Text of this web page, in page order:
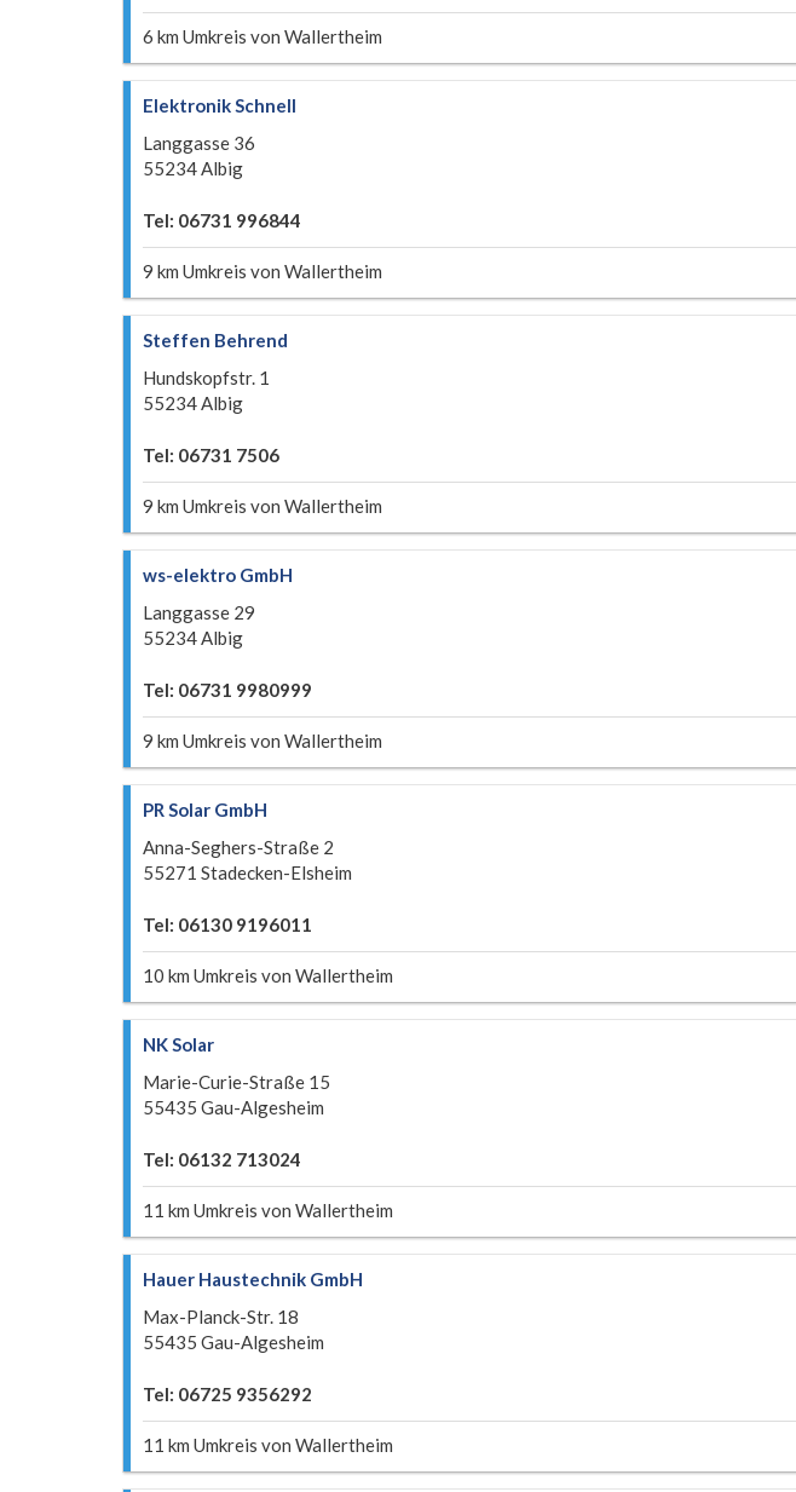
6 km Umkreis von Wallertheim
Elektronik Schnell
Langgasse 36
55234 Albig
Tel: 06731 996844
9 km Umkreis von Wallertheim
Steffen Behrend
Hundskopfstr. 1
55234 Albig
Tel: 06731 7506
9 km Umkreis von Wallertheim
ws-elektro GmbH
Langgasse 29
55234 Albig
Tel: 06731 9980999
9 km Umkreis von Wallertheim
PR Solar GmbH
Anna-Seghers-Straße 2
55271 Stadecken-Elsheim
Tel: 06130 9196011
10 km Umkreis von Wallertheim
NK Solar
Marie-Curie-Straße 15
55435 Gau-Algesheim
Tel: 06132 713024
11 km Umkreis von Wallertheim
Hauer Haustechnik GmbH
Max-Planck-Str. 18
55435 Gau-Algesheim
Tel: 06725 9356292
11 km Umkreis von Wallertheim